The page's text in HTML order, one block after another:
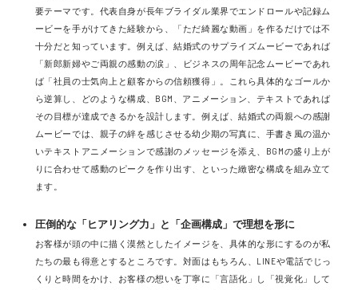
要テーマです。代表自身が長年ブライダル業界でエンドロールや記録ム
ービーを手がけてきた経験から、「ただ綺麗な動画」を作るだけでは不
十分だと知っています。例えば、結婚式のサプライズムービーであれば
「新郎新婦やご両親の感動の涙」、ビジネスの周年記念ムービーであれ
ば「社員の士気向上と顧客からの信頼獲得」。これら具体的なゴールか
ら逆算し、どのような構成、BGM、アニメーション、テキストであれば
その目標が達成できるかを設計します。例えば、結婚式の両親への感謝
ムービーでは、親子の絆を感じさせる幼少期の写真に、手書き風の温か
いテキストアニメーションで感謝のメッセージを添え、BGMの盛り上が
りに合わせて感動のピークを作り出す、といった緻密な構成を組み立て
ます。
圧倒的な「ヒアリング力」と「企画構成」で理想を形に
お客様が頭の中に描く漠然としたイメージを、具体的な形にするのが私
たちの最も得意とするところです。対面はもちろん、LINEや電話でじっ
くりと時間をかけ、お客様の想いを丁寧に「言語化」し「視覚化」して